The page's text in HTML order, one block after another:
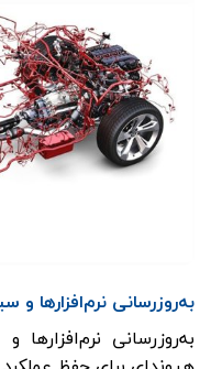
به‌روزرسانی نرم‌افزارها
به‌روزرسانی